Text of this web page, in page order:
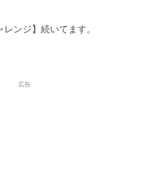
ンジ】続いてます。
広告